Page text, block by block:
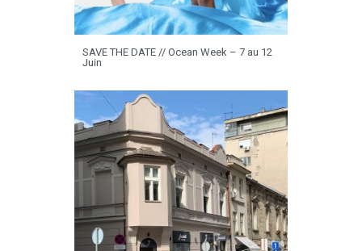
SAVE THE DATE // Ocean Week – 7 au 12
Juin